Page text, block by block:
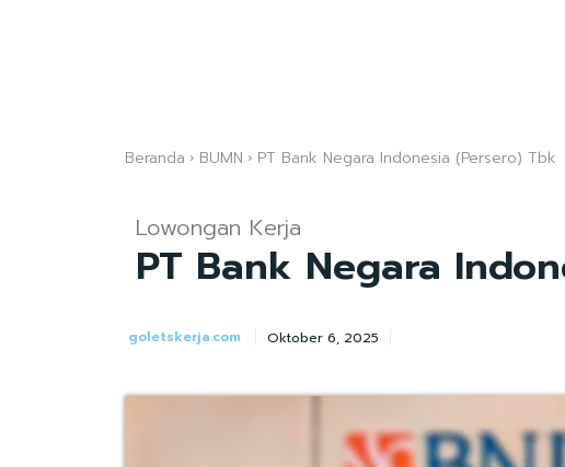
Beranda BUMN PT Bank Negara Indonesia (Persero) Tbk
Lowongan Kerja
PT Bank Negara
goletskerja.com Oktober 6, 2025